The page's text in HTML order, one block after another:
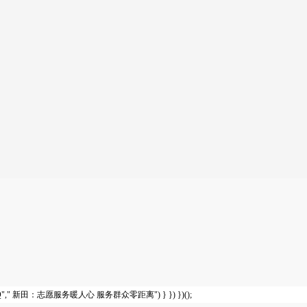
新田：志愿服务暖人心 服务群众零距离") } }) })();